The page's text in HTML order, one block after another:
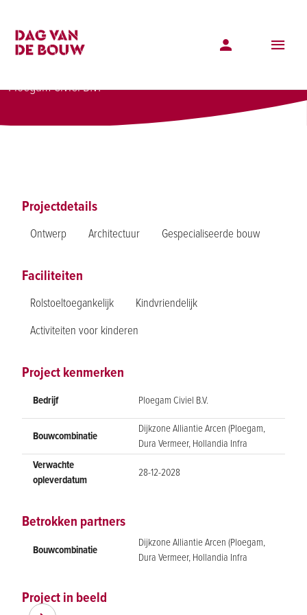
Dijkversterking en -verlegging Arcen
Ploegam Civiel B.V.
Projectdetails
Ontwerp Architectuur Gespecialiseerde bouw
Faciliteiten
Rolstoeltoegankelijk
Kindvriendelijk
Activiteiten voor kinderen
Project kenmerken
Bedrijf Ploegam Civiel B.V.
Bouwcombinatie
Dijkzone Alliantie Arcen (Ploegam,
Dura Vermeer, Hollandia Infra
Verwachte
opleverdatum
28-12-2028
Betrokken partners
Bouwcombinatie
Dijkzone Alliantie Arcen (Ploegam,
Dura Vermeer, Hollandia Infra
Project in beeld